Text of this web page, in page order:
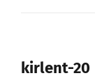
kirlent-20